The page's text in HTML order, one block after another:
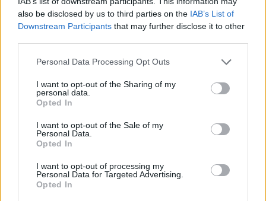
also be disclosed by us to third parties on the IAB’s List of
Downstream Participants that may further disclose it to other
Please note that this website/app uses one or more Google
not limited to your visit or usage behaviour. You may click to
grant or deny consent to Google and its third-party tags to
use your data for below specified purposes in below Google
consent section.
Personal Data Processing Opt Outs
I want to opt-out of the Sharing of my
personal data.
Opted In
I want to opt-out of the Sale of my
Personal Data.
Opted In
I want to opt-out of processing my
Personal Data for Targeted Advertising.
Opted In
találkozóra 24 000 forintot szükséges hozni,
ami az első két alkalom díja (október és
november). Utána december-január a
következő blokk, ami 24 000 forint, ezt az
összeget pedig a novemberi hétvégére hozd
vissza, azonban bármely napon elhangzott
elméleti rész hangfelvételét ingyen
A csoportlétszám körülbelül 15-25 fő között
példányban lemásolva hozd magaddal,
ezentúl csak könnyű öltözék, jegyzet és